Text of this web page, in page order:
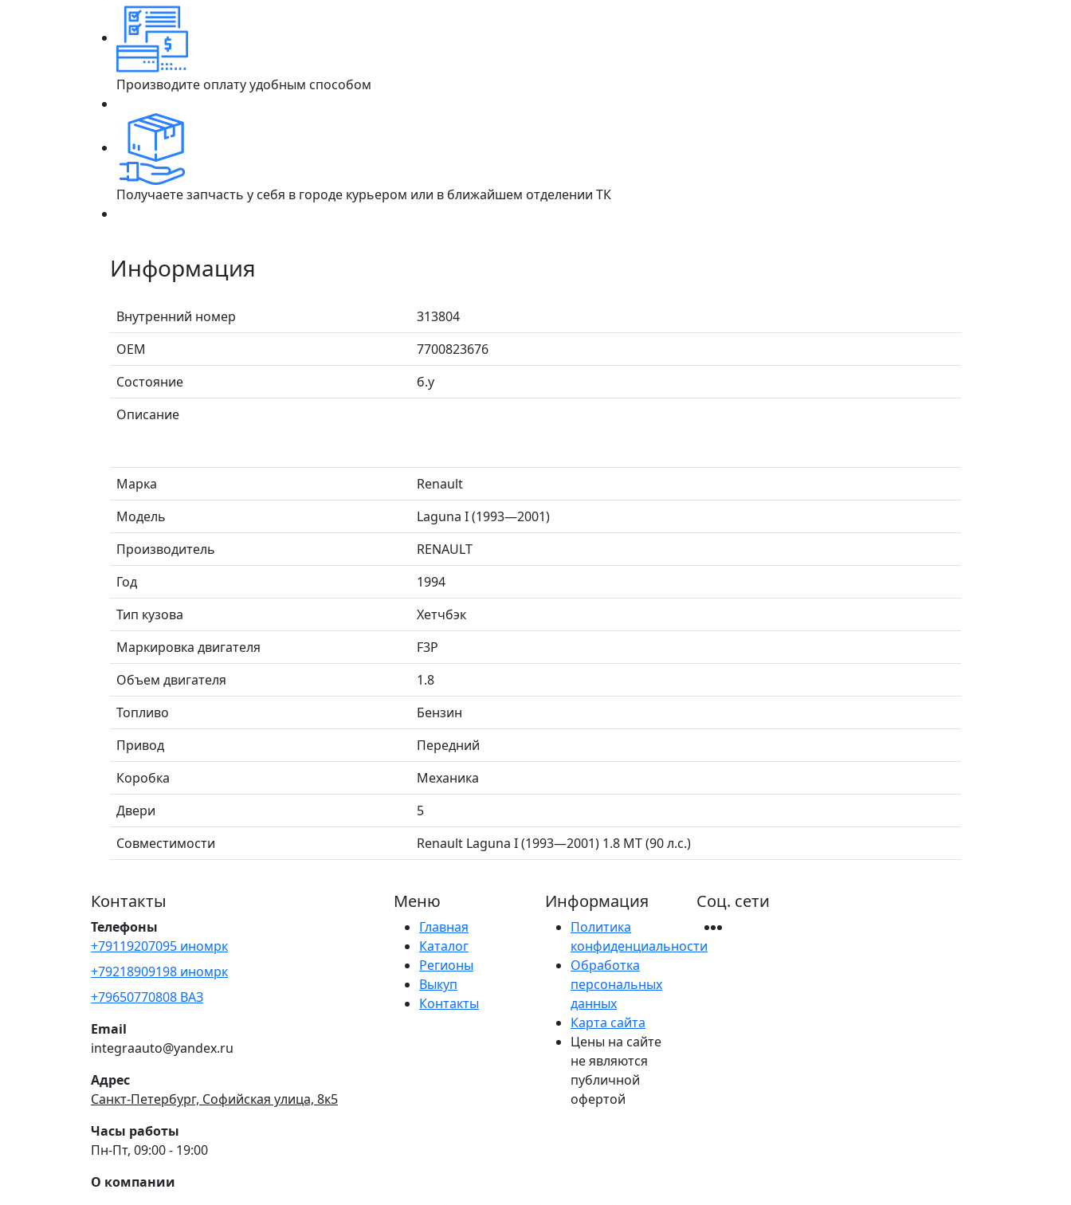
Производите оплату удобным способом
Получаете запчасть у себя в городе курьером или в ближайшем отделении ТК
Информация
Внутренний номер
313804
ОЕМ
7700823676
Состояние
б.у
Описание
Марка
Renault
Модель
Laguna I (1993—2001)
Производитель
RENAULT
Год
1994
Тип кузова
Хетчбэк
Маркировка двигателя
F3P
Объем двигателя
1.8
Топливо
Бензин
Привод
Передний
Коробка
Механика
Двери
5
Совместимости
Renault Laguna I (1993—2001) 1.8 MT (90 л.с.)
Контакты
Телефоны
+79119207095 иномрк
+79218909198 иномрк
+79650770808 ВАЗ
Email
integraauto@yandex.ru
Адрес
Санкт-Петербург, Софийская улица, 8к5
Часы работы
Пн-Пт, 09:00 - 19:00
О компании
Меню
Главная
Каталог
Регионы
Выкуп
Контакты
Информация
Политика
конфиденциальности
Обработка
персональных
данных
Карта сайта
Цены на сайте
не являются
публичной
офертой
Соц. сети